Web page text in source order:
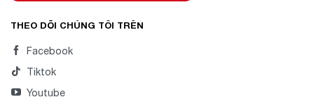
THEO DÕI CHÚNG TÔI TRÊN
Facebook
Tiktok
Youtube